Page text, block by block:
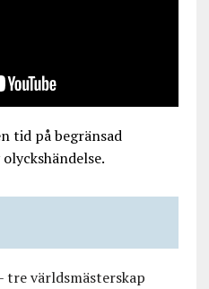
tid på begränsad
världsmästerskap